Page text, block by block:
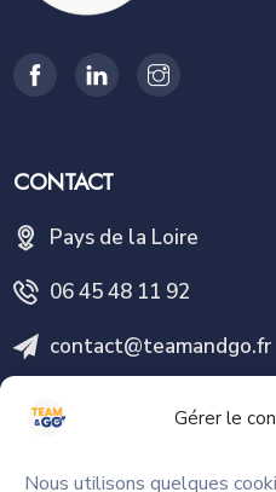
Gérer le
Nous utilisons quelques
CONTACT
Pays de la Loire
06 45 48 11 92
contact@teamandgo.fr
PLAN DU SITE